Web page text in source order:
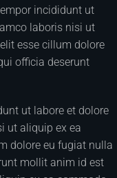
incididunt ut
laboris nisi ut
esse cillum dolore
officia deserunt
ut labore et dolore
ut aliquip ex ea
dolore eu fugiat nulla
mollit anim id est